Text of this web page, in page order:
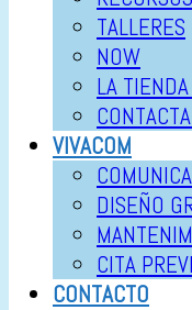
TALLERES
NOW
LA
VIVACOM
DISEÑO
CITA
CONTACTO